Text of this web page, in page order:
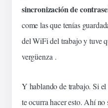
sincronización de
come las que tenías
del WiFi deltrabajoy tuve
vergüenza .
Y hablando de trabajo. Si
te ocurra hacer esto. Ahí no